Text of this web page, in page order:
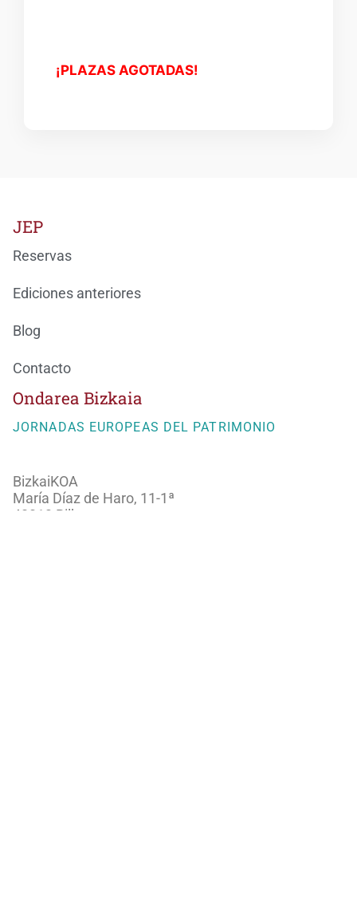
¡PLAZAS AGOTADAS!
Ondarea Bizkaia
JORNADAS EUROPEAS DEL PATRIMONIO
BizkaiKOA
María Díaz de Haro, 11-1ª
48013 Bilbao
JEP
Reservas
Ediciones anteriores
Blog
Contacto